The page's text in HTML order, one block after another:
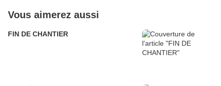
Vous aimerez aussi
FIN DE CHANTIER